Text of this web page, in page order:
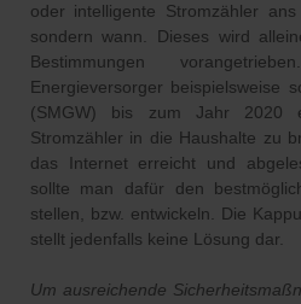
oder intelligente Stromzähler
sondern wann. Dieses wird
Bestimmungen
Energieversorger beispielsweise
(SMGW) bis zum Jahr 2020
Stromzähler in die Haushalte zu
das Internet erreicht und
sollte man dafür den
stellen, bzw. entwickeln. Die
stellt jedenfalls keine Lösung dar.
Um ausreichende